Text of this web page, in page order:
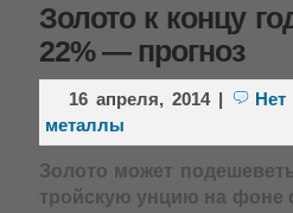
Золото к концу
22% — прогноз
16 апреля, 2014| Нет
металлы
Золото может
тройскую унцию на фоне